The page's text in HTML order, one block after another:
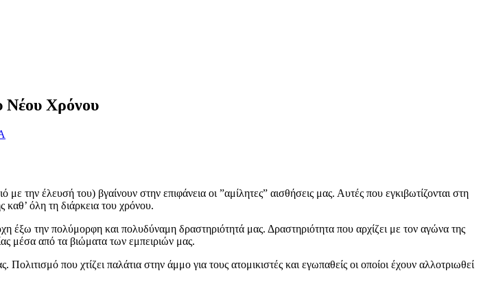
Νέου Χρόνου
την έλευσή του) βγαίνουν στην επιφάνεια οι ”αμίλητες” αισθήσεις μας. Αυτές που εγκιβωτίζονται στη
καθ’ όλη τη διάρκεια του χρόνου.
έξω την πολύμορφη και πολυδύναμη δραστηριότητά μας. Δραστηριότητα που αρχίζει με τον αγώνα της
μέσα από τα βιώματα των εμπειριών μας.
που χτίζει παλάτια στην άμμο για τους ατομικιστές και εγωπαθείς οι οποίοι έχουν αλλοτριωθεί